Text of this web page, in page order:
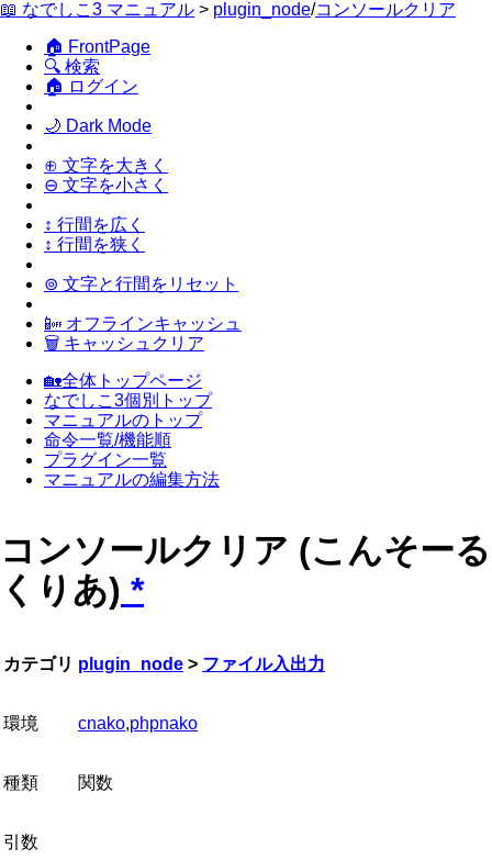
📖 なでしこ3 マニュアル > plugin_node/コンソールクリア
🏠 FrontPage
🔍 検索
🏠 ログイン
🌙 Dark Mode
⊕ 文字を大きく
⊖ 文字を小さく
↕ 行間を広く
↕ 行間を狭く
⊚ 文字と行間をリセット
📴 オフラインキャッシュ
🗑 キャッシュクリア
🏡全体トップページ
なでしこ3個別トップ
マニュアルのトップ
命令一覧/機能順
プラグイン一覧
マニュアルの編集方法
コンソールクリア (こんそーる
くりあ) *
カテゴリ plugin_node > ファイル入出力
環境 cnako,phpnako
種類 関数
引数